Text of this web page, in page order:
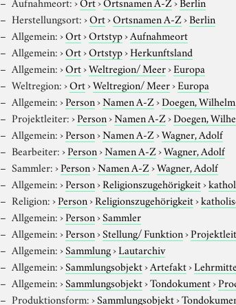
Herstellungsort:›Ort›Ortsnamen A-Z›Berlin
Allgemein:›Ort›Ortstyp›Aufnahmeort
Allgemein:›Ort›Ortstyp›Herkunftsland
Allgemein:›Ort›Weltregion/ Meer›Europa
Weltregion:›Ort›Weltregion/ Meer›Europa
Allgemein:›Person›Namen A-Z›Doegen, Wilhelm
Projektleiter:›Person›Namen A-Z›Doegen,
Allgemein:›Person›Namen A-Z›Wagner, Adolf
Bearbeiter:›Person›Namen A-Z›Wagner, Adolf
Sammler:›Person›Namen A-Z›Wagner, Adolf
Allgemein:›Person›Religionszugehörigkeit›
Religion:›Person›Religionszugehörigkeit›
Allgemein:›Person›Sammler
Allgemein:›Person›Stellung/ Funktion›
Allgemein:›Sammlung›Lautarchiv
Allgemein:›Sammlungsobjekt›Artefakt›
Allgemein:›Sammlungsobjekt›Tondokument›
Produktionsform:›Sammlungsobjekt›